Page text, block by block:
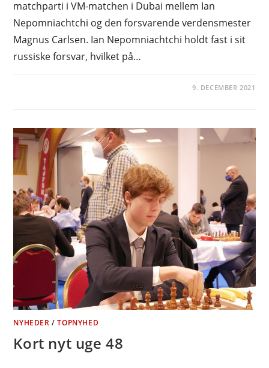
matchparti i VM-matchen i Dubai mellem Ian
Nepomniachtchi og den forsvarende verdensmester
Magnus Carlsen. Ian Nepomniachtchi holdt fast i sit
russiske forsvar, hvilket på…
9. DECEMBER 2021
NYHEDER /TOPNYHED
Kort nyt uge 48